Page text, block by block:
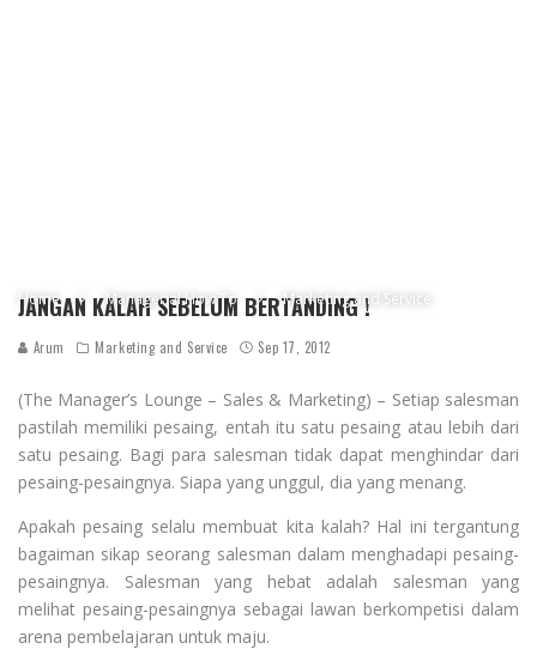
Home Managerial How To Marketing and Service
JANGAN KALAH SEBELUM BERTANDING !
Arum Marketing and Service Sep 17, 2012
(The Manager’s Lounge – Sales & Marketing) – Setiap salesman
pastilah memiliki pesaing, entah itu satu pesaing atau lebih dari
satu pesaing. Bagi para salesman tidak dapat menghindar dari
pesaing-pesaingnya. Siapa yang unggul, dia yang menang.
Apakah pesaing selalu membuat kita kalah? Hal ini tergantung
bagaiman sikap seorang salesman dalam menghadapi pesaing-
pesaingnya. Salesman yang hebat adalah salesman yang
melihat pesaing-pesaingnya sebagai lawan berkompetisi dalam
arena pembelajaran untuk maju.